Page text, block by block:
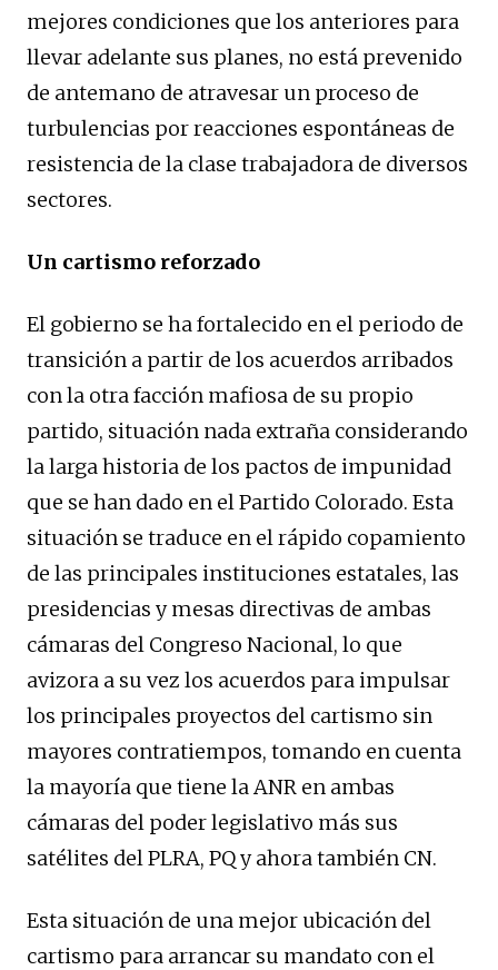
mejores condiciones que los anteriores para
llevar adelante sus planes, no está prevenido
de antemano de atravesar un proceso de
turbulencias por reacciones espontáneas de
resistencia de la clase trabajadora de diversos
sectores.
Un cartismo reforzado
El gobierno se ha fortalecido en el periodo de
transición a partir de los acuerdos arribados
con la otra facción mafiosa de su propio
partido, situación nada extraña considerando
la larga historia de los pactos de impunidad
que se han dado en el Partido Colorado. Esta
situación se traduce en el rápido copamiento
de las principales instituciones estatales, las
presidencias y mesas directivas de ambas
cámaras del Congreso Nacional, lo que
avizora a su vez los acuerdos para impulsar
los principales proyectos del cartismo sin
mayores contratiempos, tomando en cuenta
la mayoría que tiene la ANR en ambas
cámaras del poder legislativo más sus
satélites del PLRA, PQ y ahora también CN.
Esta situación de una mejor ubicación del
cartismo para arrancar su mandato con el